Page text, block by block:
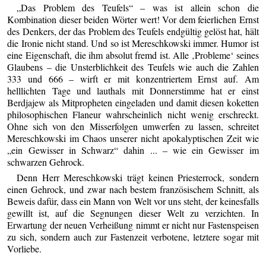
„Das Problem des Teufels“ – was ist allein schon die
Kombination dieser beiden Wörter wert! Vor dem feierlichen Ernst
des Denkers, der das Problem des Teufels endgültig gelöst hat, hält
die Ironie nicht stand. Und so ist Mereschkowski immer. Humor ist
eine Eigenschaft, die ihm absolut fremd ist. Alle ‚Probleme‘ seines
Glaubens – die Unsterblichkeit des Teufels wie auch die Zahlen
333 und 666 – wirft er mit konzentriertem Ernst auf. Am
helllichten Tage und lauthals mit Donnerstimme hat er einst
Berdjajew als Mitpropheten eingeladen und damit diesen koketten
philosophischen Flaneur wahrscheinlich nicht wenig erschreckt.
Ohne sich von den Misserfolgen umwerfen zu lassen, schreitet
Mereschkowski im Chaos unserer nicht apokalyptischen Zeit wie
„ein Gewisser in Schwarz“ dahin ... – wie ein Gewisser im
schwarzen Gehrock.
Denn Herr Mereschkowski trägt keinen Priesterrock, sondern
einen Gehrock, und zwar nach bestem französischem Schnitt, als
Beweis dafür, dass ein Mann von Welt vor uns steht, der keinesfalls
gewillt ist, auf die Segnungen dieser Welt zu verzichten. In
Erwartung der neuen Verheißung nimmt er nicht nur Fastenspeisen
zu sich, sondern auch zur Fastenzeit verbotene, letztere sogar mit
Vorliebe.